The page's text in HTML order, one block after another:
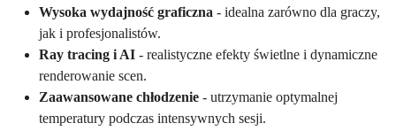
Wysoka wydajność graficzna - idealna zarówno dla graczy,
jak i profesjonalistów.
Ray tracing i AI - realistyczne efekty świetlne i dynamiczne
renderowanie scen.
Zaawansowane chłodzenie - utrzymanie optymalnej
temperatury podczas intensywnych sesji.